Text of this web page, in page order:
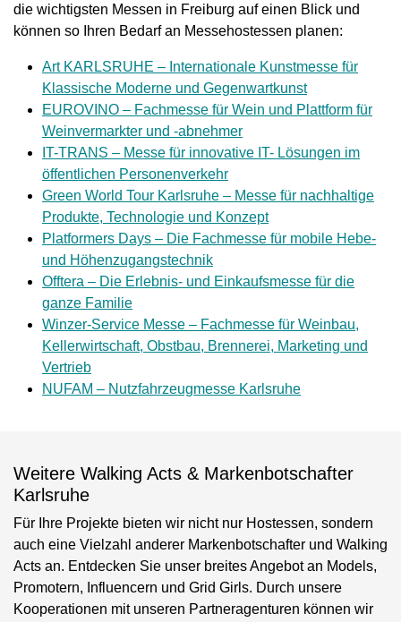
die wichtigsten Messen in Freiburg auf einen Blick und
können so Ihren Bedarf an Messehostessen planen:
Art KARLSRUHE – Internationale Kunstmesse für
Klassische Moderne und Gegenwartkunst
EUROVINO – Fachmesse für Wein und Plattform für
Weinvermarkter und -abnehmer
IT-TRANS – Messe für innovative IT- Lösungen im
öffentlichen Personenverkehr
Green World Tour Karlsruhe – Messe für nachhaltige
Produkte, Technologie und Konzept
Platformers Days – Die Fachmesse für mobile Hebe-
und Höhenzugangstechnik
Offtera – Die Erlebnis- und Einkaufsmesse für die
ganze Familie
Winzer-Service Messe – Fachmesse für Weinbau,
Kellerwirtschaft, Obstbau, Brennerei, Marketing und
Vertrieb
NUFAM – Nutzfahrzeugmesse Karlsruhe
Weitere Walking Acts & Markenbotschafter
Karlsruhe
Für Ihre Projekte bieten wir nicht nur Hostessen, sondern
auch eine Vielzahl anderer Markenbotschafter und Walking
Acts an. Entdecken Sie unser breites Angebot an Models,
Promotern, Influencern und Grid Girls. Durch unsere
Kooperationen mit unseren Partneragenturen können wir